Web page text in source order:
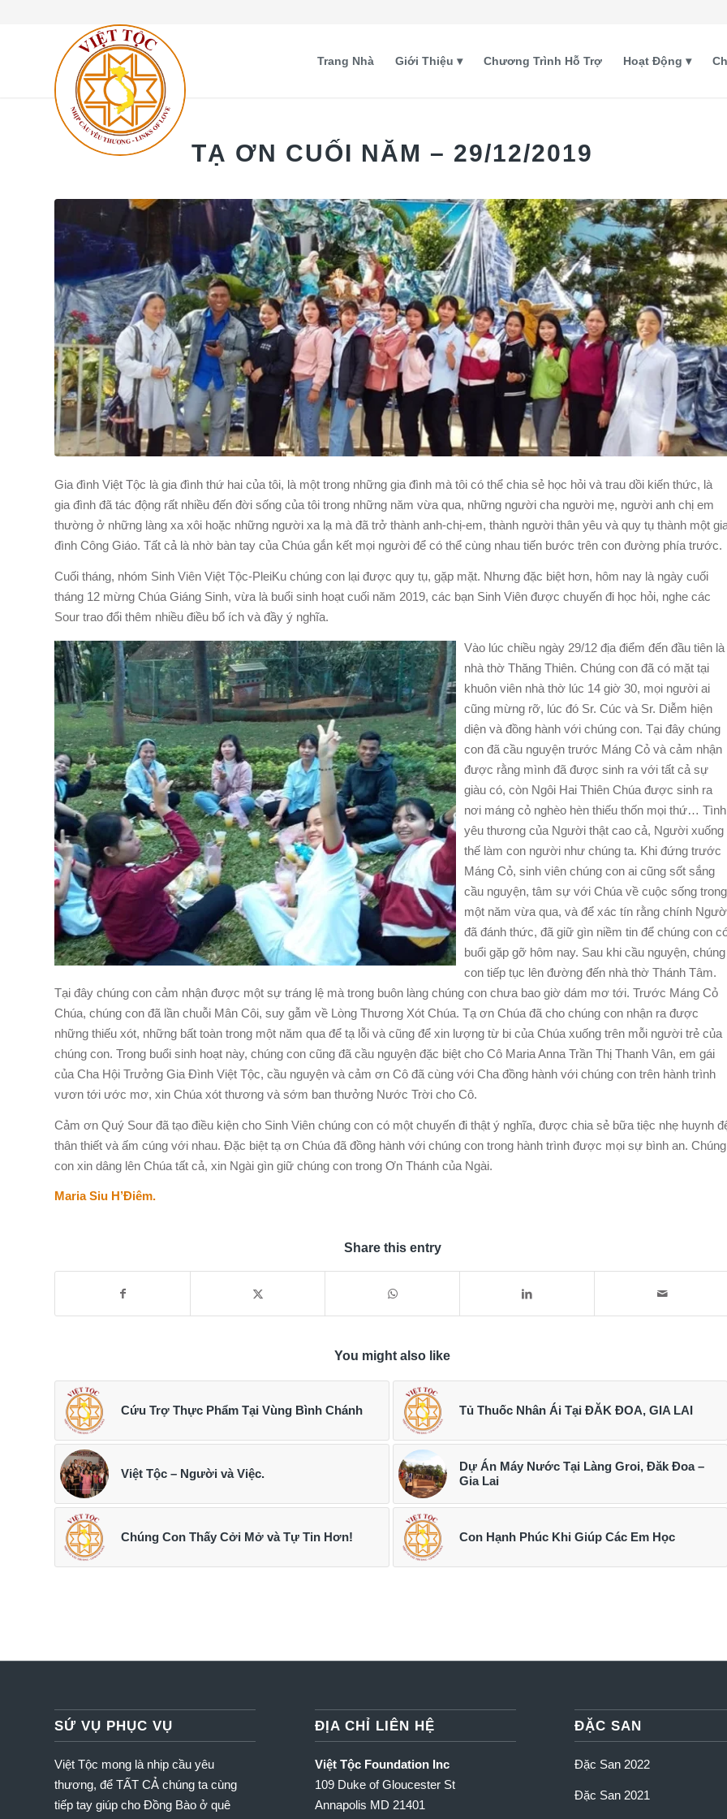
Trang Nhà Giới Thiệu Chương Trình Hỗ Trợ Hoạt Động
TẠ ƠN CUỐI NĂM – 29/12/2019
Gia đình Việt Tộc là gia đình thứ hai của tôi, là một trong những gia đình mà tôi có thể chia sẻ học hỏi và trau dồi kiến thức, là
gia đình đã tác động rất nhiều đến đời sống của tôi trong những năm vừa qua, những người cha người mẹ, người anh chị em
thường ở những làng xa xôi hoặc những người xa lạ mà đã trở thành anh-chị-em, thành người thân yêu và quy tụ thành một
đình Công Giáo. Tất cả là nhờ bàn tay của Chúa gắn kết mọi người để có thể cùng nhau tiến bước trên con đường phía trước.
Cuối tháng, nhóm Sinh Viên Việt Tộc-PleiKu chúng con lại được quy tụ, gặp mặt. Nhưng đặc biệt hơn, hôm nay là ngày cuối
tháng 12 mừng Chúa Giáng Sinh, vừa là buổi sinh hoạt cuối năm 2019, các bạn Sinh Viên được chuyến đi học hỏi, nghe các
Sour trao đổi thêm nhiều điều bổ ích và đầy ý nghĩa.
Vào lúc chiều ngày 29/12 địa điểm đến đầu tiên là
nhà thờ Thăng Thiên. Chúng con đã có mặt tại
khuôn viên nhà thờ lúc 14 giờ 30, mọi người ai
cũng mừng rỡ, lúc đó Sr. Cúc và Sr. Diễm hiện
diện và đồng hành với chúng con. Tại đây chúng
con đã cầu nguyện trước Máng Cỏ và cảm nhận
được rằng mình đã được sinh ra với tất cả sự
giàu có, còn Ngôi Hai Thiên Chúa được sinh ra
nơi máng cỏ nghèo hèn thiếu thốn mọi thứ… Tình
yêu thương của Người thật cao cả, Người xuống
thế làm con người như chúng ta. Khi đứng trước
Máng Cỏ, sinh viên chúng con ai cũng sốt sắng
cầu nguyện, tâm sự với Chúa về cuộc sống trong
một năm vừa qua, và để xác tín rằng chính
đã đánh thức, đã giữ gìn niềm tin để chúng con
buổi gặp gỡ hôm nay. Sau khi cầu nguyện, chúng
con tiếp tục lên đường đến nhà thờ Thánh Tâm.
Tại đây chúng con cảm nhận được một sự tráng lệ mà trong buôn làng chúng con chưa bao giờ dám mơ tới. Trước Máng Cỏ
Chúa, chúng con đã lần chuỗi Mân Côi, suy gẫm về Lòng Thương Xót Chúa. Tạ ơn Chúa đã cho chúng con nhận ra được
những thiếu xót, những bất toàn trong một năm qua để tạ lỗi và cũng để xin lượng từ bi của Chúa xuống trên mỗi người trẻ của
chúng con. Trong buổi sinh hoạt này, chúng con cũng đã cầu nguyện đặc biệt cho Cô Maria Anna Trần Thị Thanh Vân, em gái
của Cha Hội Trưởng Gia Đình Việt Tộc, cầu nguyện và cảm ơn Cô đã cùng với Cha đồng hành với chúng con trên hành trình
vươn tới ước mơ, xin Chúa xót thương và sớm ban thưởng Nước Trời cho Cô.
Cảm ơn Quý Sour đã tạo điều kiện cho Sinh Viên chúng con có một chuyến đi thật ý nghĩa, được chia sẻ bữa tiệc nhẹ huynh
thân thiết và ấm cúng với nhau. Đặc biệt tạ ơn Chúa đã đồng hành với chúng con trong hành trình được mọi sự bình an. Chúng
con xin dâng lên Chúa tất cả, xin Ngài gìn giữ chúng con trong Ơn Thánh của Ngài.
Maria Siu H’Điêm.
Share this entry
You might also like
Cứu Trợ Thực Phẩm Tại Vùng Bình Chánh Tủ Thuốc Nhân Ái Tại ĐĂK ĐOA, GIA LAI
Việt Tộc – Người và Việc.
Dự Án Máy Nước Tại Làng Groi, Đăk Đoa –
Gia Lai
Chúng Con Thấy Cởi Mở và Tự Tin Hơn! Con Hạnh Phúc Khi Giúp Các Em Học
SỨ VỤ PHỤC VỤ
Việt Tộc mong là nhịp cầu yêu
thương, để TẤT CẢ chúng ta cùng
tiếp tay giúp cho Đồng Bào ở quê
ĐỊA CHỈ LIÊN HỆ
Việt Tộc Foundation Inc
109 Duke of Gloucester St
Annapolis MD 21401
ĐẶC SAN
Đặc San 2022
Đặc San 2021